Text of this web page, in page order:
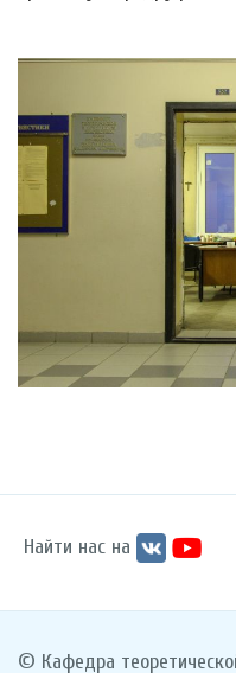
Найти нас на
© Кафедра